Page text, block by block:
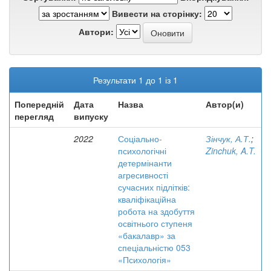
Вивести на сторінку:
Автори:
Результати 1 до 1 із 1
Попередній
перегляд
Дата
випуску
Назва Автор(и)
2022
Соціально-
психологічні
детермінанти
агресивності
сучасних підлітків:
кваліфікаційна
робота на здобуття
освітнього ступеня
«бакалавр» за
спеціальністю 053
«Психологія»
Зінчук, А.Т.;
Zinchuk, A.T.